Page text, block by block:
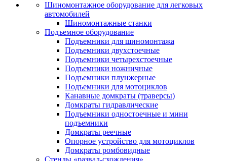
Шиномонтажное оборудование для легковых
автомобилей
Шиномонтажные станки
Подъемное оборудование
Подъемники для шиномонтажа
Подъемники двухстоечные
Подъемники четырехстоечные
Подъемники ножничные
Подъемники плунжерные
Подъемники для мотоциклов
Канавные домкраты (траверсы)
Домкраты гидравлические
Подъемники одностоечные и мини
подъемники
Домкраты реечные
Опорное устройство для мотоциклов
Домкраты ромбовидные
Стенды «развал-схождения»